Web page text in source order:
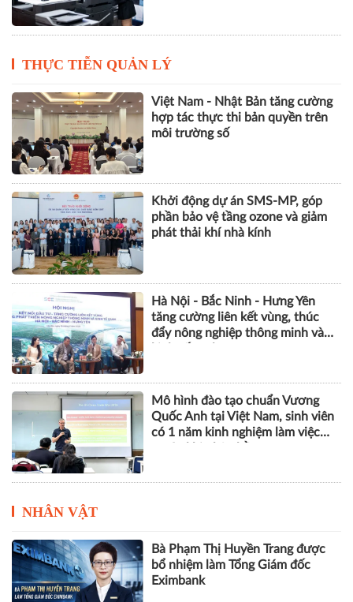
THỰC TIỄN QUẢN LÝ
Việt Nam - Nhật Bản tăng cường
hợp tác thực thi bản quyền trên
môi trường số
Khởi động dự án SMS-MP, góp
phần bảo vệ tầng ozone và giảm
phát thải khí nhà kính
Hà Nội - Bắc Ninh - Hưng Yên
tăng cường liên kết vùng, thúc
đẩy nông nghiệp thông minh và
Mô hình đào tạo chuẩn Vương
Quốc Anh tại Việt Nam, sinh viên
có 1 năm kinh nghiệm làm việc
NHÂN VẬT
Bà Phạm Thị Huyền Trang được
bổ nhiệm làm Tổng Giám đốc
Eximbank